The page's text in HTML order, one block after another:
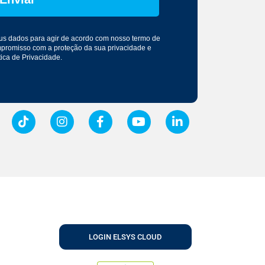
dados para agir de acordo com nosso termo de
com a proteção da sua privacidade e
de Privacidade
LOGIN ELSYS CLOUD